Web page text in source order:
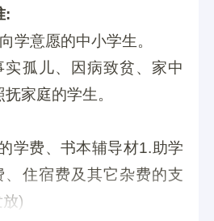
:
学意愿的中小学生。
孤儿、因病致贫、家中
家庭的学生。
学费、书本辅导材1.助学
住宿费及其它杂费的支
)